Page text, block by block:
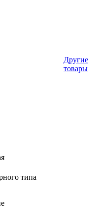
Другие
товары
типа